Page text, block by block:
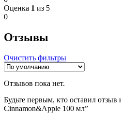
Оценка 1 из 5
0
Отзывы
Очистить фильтры
Отзывов пока нет.
Будьте первым, кто оставил
Cinnamon&Apple 100 мл”